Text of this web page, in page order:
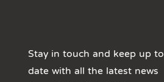
Stay in touch and keep up to
date with all the latest news